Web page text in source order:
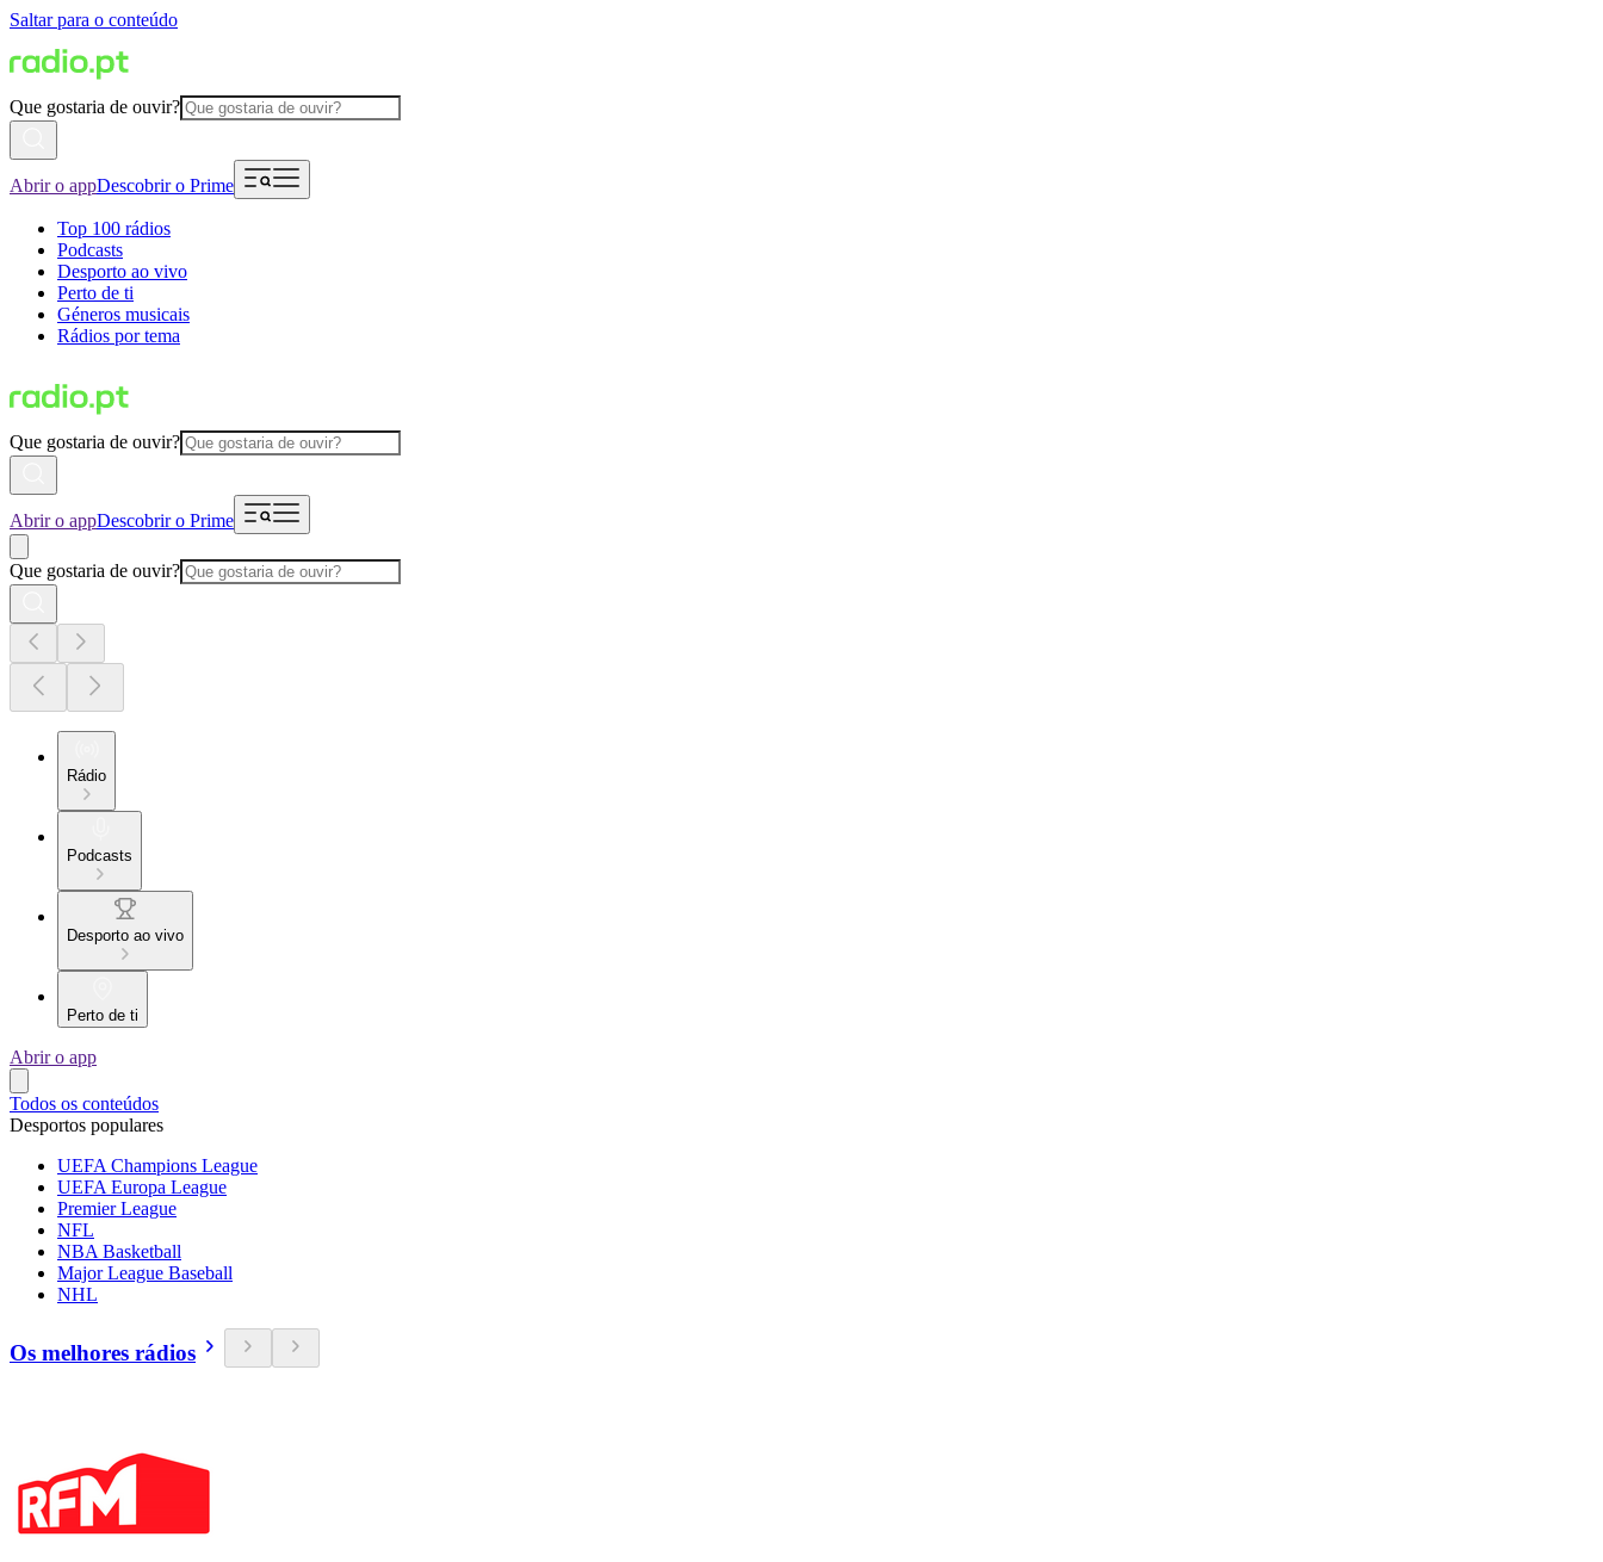
Saltar para o conteúdo
Que gostaria de ouvir?
Abrir o appDescobrir o Prime
Top 100 rádios
Podcasts
Desporto ao vivo
Perto de ti
Géneros musicais
Rádios por tema
Que gostaria de ouvir?
Abrir o appDescobrir o Prime
Que gostaria de ouvir?
Rádio
Podcasts
Desporto ao vivo
Perto de ti
Abrir o app
Todos os conteúdos
Desportos populares
UEFA Champions League
UEFA Europa League
Premier League
NFL
NBA Basketball
Major League Baseball
NHL
Os melhores rádios